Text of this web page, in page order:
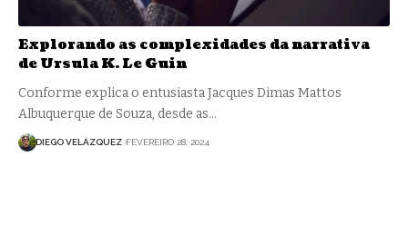
Explorando as complexidades da narrativa
de Ursula K. Le Guin
Conforme explica o entusiasta Jacques Dimas Mattos
Albuquerque de Souza, desde as…
DIEGO VELÁZQUEZ FEVEREIRO 28, 2024